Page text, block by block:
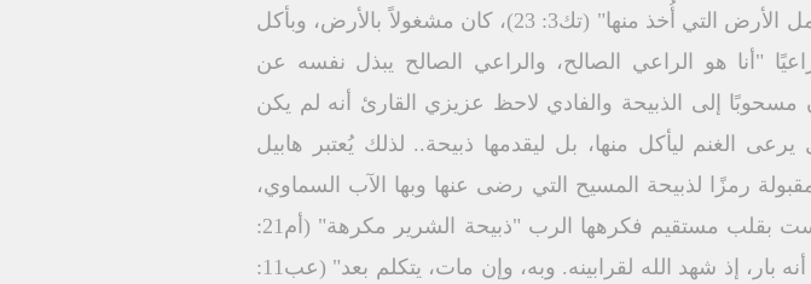
2) كان قايين كأبيه آدم الذي "أخرجه الرب الإله من جنة عدن ليعمل الأرض التي أُخذ منها" (تك3: 23)، كان مشغولاً بالأرض، وبأكل
"أنا هو الراعي الصالح، والراعي الصالح يبذل نفسه عن
ذهنه كان مسحوبًا إلى الذبيحة والفادي لاحظ عزيزي القارئ أنه لم يكن
الغنم ليأكل منها، بل ليقدمها ذبيحة.. لذلك يُعتبر هابيل
رمزًا لذبيحة المسيح التي رضى عنها وبها الآب السماوي،
ورفع خطايا البشر من أجلها أما ذبيحة قايين فكانت شريرة وليست بقلب مستقيم فكرهها الرب "ذبيحة الشرير مكرهة" (أم21:
27). "بالإيمان قدم هابيل لله ذبيحة أفضل من قايين. فبه شهد له أنه بار، إذ شهد الله لقرابينه. وبه، وإن مات، يتكلم بعد" (عب11: